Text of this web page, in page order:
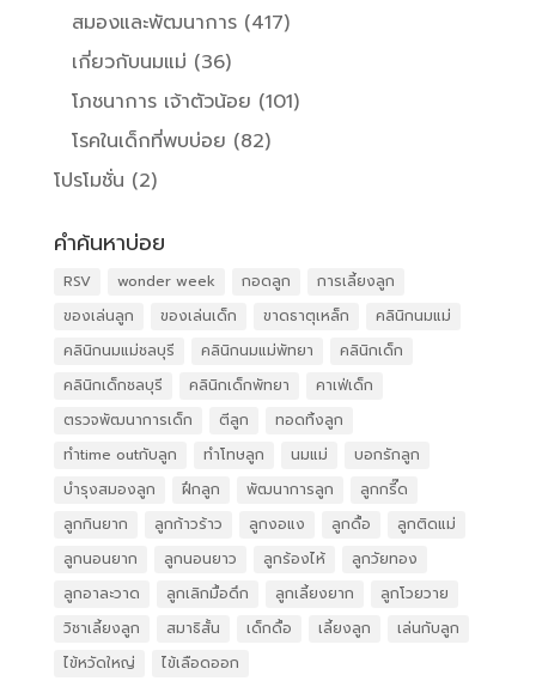
สมองและพัฒนาการ(417)
เกี่ยวกับนมแม่ (36)
โภชนาการ เจ้าตัวน้อย (101)
โรคในเด็กที่พบบ่อย (82)
โปรโมชั่น (2)
คำค้นหาบ่อย
RSV wonder week กอดลูก
การเลี้ยงลูก
ของเล่นลูก
ของเล่นเด็ก ขาดธาตุเหล็ก
คลินิกนมแม่
คลินิกนมแม่ชลบุรี
คลินิกนมแม่พัทยา
คลินิกเด็ก
คลินิกเด็กชลบุรี
คลินิกเด็กพัทยา
คาเฟ่เด็ก
ตรวจพัฒนาการเด็ก
ตีลูก
ทอดทิ้งลูก
ทำtime outกับลูก
ทำโทษลูก นมแม่
บอกรักลูก
บำรุงสมองลูก
ฝึกลูก พัฒนาการลูก
ลูกกรี๊ด
ลูกกินยาก
ลูกก้าวร้าว ลูกงอแง ลูกดื้อ
ลูกติดแม่
ลูกนอนยาก
ลูกนอนยาว ลูกร้องไห้
ลูกวัยทอง
ลูกอาละวาด
ลูกเลิกมื้อดึก ลูกเลี้ยงยาก
ลูกโวยวาย
วิชาเลี้ยงลูก
สมาธิสั้น เด็กดื้อ เลี้ยงลูก
เล่นกับลูก
ไข้หวัดใหญ่
ไข้เลือดออก